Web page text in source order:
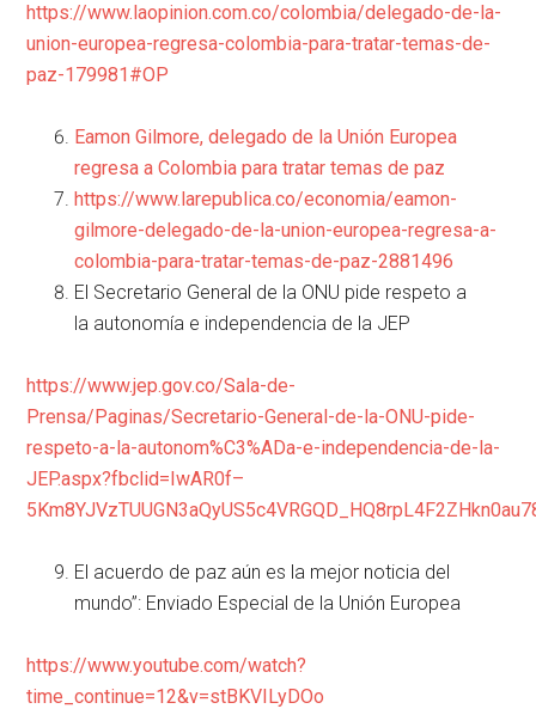
https://www.laopinion.com.co/colombia/delegado-de-la-
union-europea-regresa-colombia-para-tratar-temas-de-
paz-179981#OP
Eamon Gilmore, delegado de la Unión Europea
regresa a Colombia para tratar temas de paz
https://www.larepublica.co/economia/eamon-
gilmore-delegado-de-la-union-europea-regresa-a-
colombia-para-tratar-temas-de-paz-2881496
El Secretario General de la ONU pide respeto a
la autonomía e independencia de la JEP
https://www.jep.gov.co/Sala-de-
Prensa/Paginas/Secretario-General-de-la-ONU-pide-
respeto-a-la-autonom%C3%ADa-e-independencia-de-la-
JEP.aspx?fbclid=IwAR0f–
El acuerdo de paz aún es la mejor noticia del
mundo”: Enviado Especial de la Unión Europea
https://www.youtube.com/watch?
time_continue=12&v=stBKVILyDOo